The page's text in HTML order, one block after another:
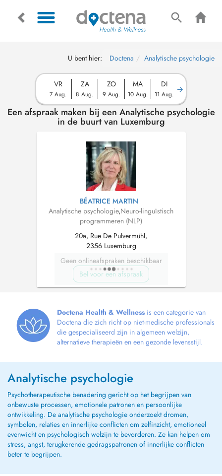
U bent hier: Doctena Analytische psychologie
VR
7 Aug.
ZA
8 Aug.
ZO
9 Aug.
MA
10 Aug.
DI
11 Aug.
Een afspraak maken bij een Analytische psychologie
in de buurt van Luxemburg
BÉATRICE MARTIN
Analytische psychologie,Neuro-linguïstisch
programmeren (NLP)
20a, Rue De Pulvermühl,
2356 Luxemburg
Geen onlineafspraken beschikbaar
Bel voor een afspraak
Doctena Health & Wellness is een categorie van
Doctena die zich richt op niet-medische professionals
die gespecialiseerd zijn in algemeen welzijn,
alternatieve therapieën en een gezonde levensstijl.
Analytische psychologie
Psychotherapeutische benadering gericht op het begrijpen van
onbewuste processen, emotionele patronen en persoonlijke
ontwikkeling. De analytische psychologie onderzoekt dromen,
symbolen, relaties en innerlijke conflicten om zelfinzicht, emotioneel
evenwicht en psychologisch welzijn te bevorderen. Ze kan helpen om
stress, angst, terugkerende gedragspatronen of innerlijke conflicten
beter te begrijpen.